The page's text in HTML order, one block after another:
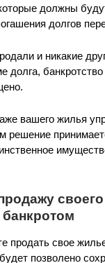
должны
долгов
и никакие
долга,
вашего жилья
решение
банкротом
продать свое
позволено